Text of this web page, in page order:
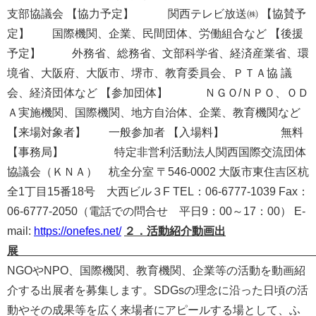
支部協議会 【協力予定】 関西テレビ放送㈱ 【協賛予
定】 国際機関、企業、民間団体、労働組合など 【後援
予定】 外務省、総務省、文部科学省、経済産業省、環
境省、大阪府、大阪市、堺市、教育委員会、ＰＴＡ協 議
会、経済団体など 【参加団体】 ＮＧＯ/ＮＰＯ、ＯＤ
Ａ実施機関、国際機関、地方自治体、企業、教育機関など
【来場対象者】 一般参加者 【入場料】 無料
【事務局】 特定非営利活動法人関西国際交流団体
協議会（ＫＮＡ） 杭全分室 〒546-0002 大阪市東住吉区杭
全1丁目15番18号 大西ビル３F TEL：06-6777-1039 Fax：
06-6777-2050（電話での問合せ 平日9：00～17：00） E-
mail: https://onefes.net/ ２．活動紹介動画出
展
NGOやNPO、国際機関、教育機関、企業等の活動を動画紹
介する出展者を募集します。SDGsの理念に沿った日頃の活
動やその成果等を広く来場者にアピールする場として、ふ